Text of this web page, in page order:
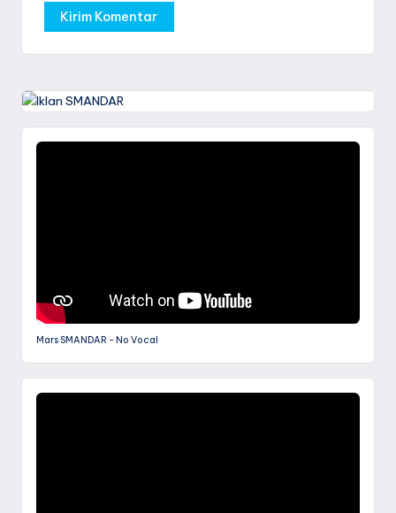
Mars SMANDAR - No Vocal